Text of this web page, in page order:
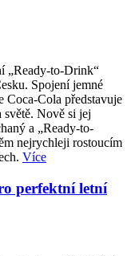
„Ready-to-Drink“
Spojení jemné
Coca-Cola představuje
Nově si jej
a „Ready-to-
nejrychleji rostoucím
Více
perfektní letní